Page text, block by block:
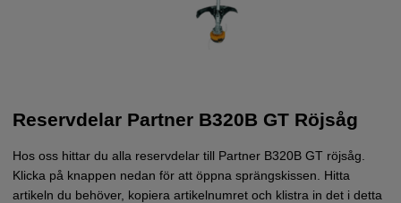
Reservdelar Partner B320B GT Röjsåg
Hos oss hittar du alla reservdelar till Partner B320B GT röjsåg.
Klicka på knappen nedan för att öppna sprängskissen. Hitta
artikeln du behöver, kopiera artikelnumret och klistra in det i detta